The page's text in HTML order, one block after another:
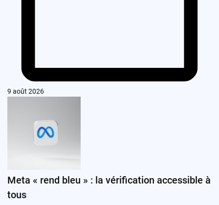
9 août 2026
Meta « rend bleu » : la vérification accessible à
tous